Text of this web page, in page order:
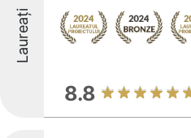
Laureați
8.8